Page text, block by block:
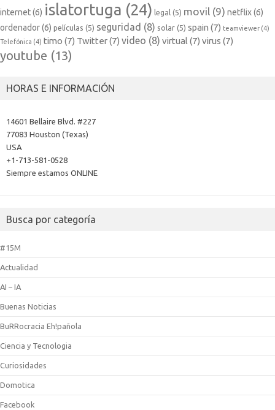
internet(6) islatortuga (24) legal (5) movil (9) netflix(6)
ordenador(6) películas (5) seguridad (8) solar (5) spain (7) teamviewer (4)
Telefónica (4) timo (7) Twitter(7) video (8) virtual (7) virus (7)
youtube (13)
HORAS E INFORMACIÓN
14601 Bellaire Blvd. #227
77083 Houston (Texas)
USA
+1-713-581-0528
Siempre estamos ONLINE
Busca por categoría
#15M
Actualidad
AI – IA
Buenas Noticias
BuRRocracia Eh!pañola
Ciencia y Tecnologia
Curiosidades
Domotica
Facebook